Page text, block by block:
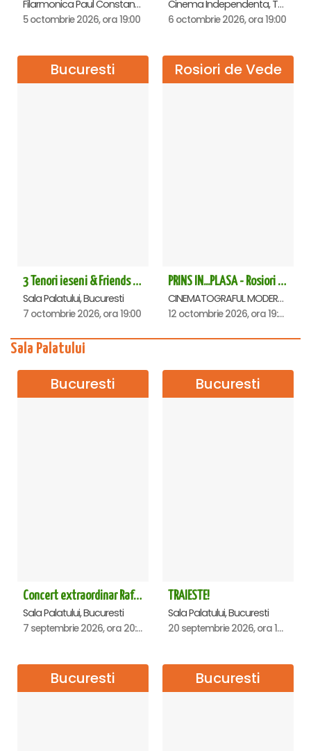
Filarmonica Paul Constantinescu, Ploiesti
5 octombrie 2026, ora 19:00
Cinema Independenta, Targoviste
6 octombrie 2026, ora 19:00
Bucuresti
3 Tenori ieseni & Friends - Sala Palatului
Sala Palatului, Bucuresti
7 octombrie 2026, ora 19:00
Rosiori de Vede
PRINS IN...PLASA - Rosiori de Vede
CINEMATOGRAFUL MODERN, Rosiori de Vede
12 octombrie 2026, ora 19:00
Sala Palatului
Bucuresti
Concert extraordinar Rafet El Roman - Sala Palatului
Sala Palatului, Bucuresti
7 septembrie 2026, ora 20:00
Bucuresti
TRAIESTE!
Sala Palatului, Bucuresti
20 septembrie 2026, ora 18:00
Bucuresti Bucuresti